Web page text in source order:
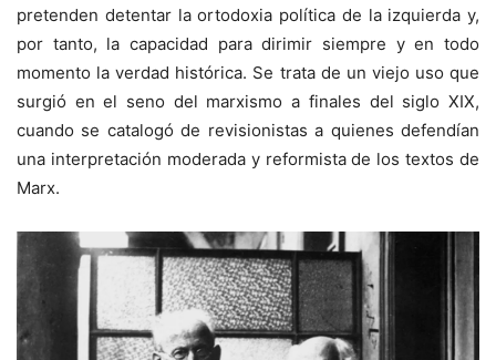
pretenden detentar la ortodoxia política de la izquierda y,
por tanto, la capacidad para dirimir siempre y en todo
momento la verdad histórica. Se trata de un viejo uso que
surgió en el seno del marxismo a finales del siglo XIX,
cuando se catalogó de revisionistas a quienes defendían
una interpretación moderada y reformista de los textos de
Marx.